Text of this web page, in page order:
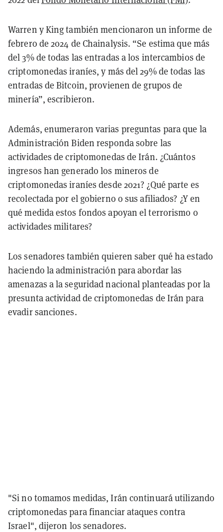
Warren y King también mencionaron un informe de
febrero de 2024 de Chainalysis. “Se estima que más
del 3% de todas las entradas a los intercambios de
criptomonedas iraníes, y más del 29% de todas las
entradas de Bitcoin, provienen de grupos de
minería”, escribieron.
Además, enumeraron varias preguntas para que la
Administración Biden responda sobre las
actividades de criptomonedas de Irán. ¿Cuántos
ingresos han generado los mineros de
criptomonedas iraníes desde 2021? ¿Qué parte es
recolectada por el gobierno o sus afiliados? ¿Y en
qué medida estos fondos apoyan el terrorismo o
actividades militares?
Los senadores también quieren saber qué ha estado
haciendo la administración para abordar las
amenazas a la seguridad nacional planteadas por la
presunta actividad de criptomonedas de Irán para
evadir sanciones.
"Si no tomamos medidas, Irán continuará utilizando
criptomonedas para financiar ataques contra
Israel", dijeron los senadores.